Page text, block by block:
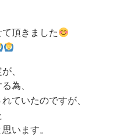
頂きました
、
為、
ていたのですが、
います。